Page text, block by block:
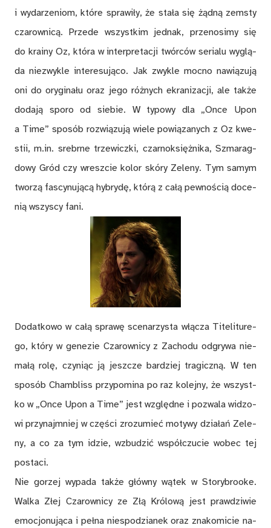
i wy­da­rze­niom, któ­re spra­wi­ły, że sta­ła się żąd­ną ze­msty
cza­row­ni­cą. Przede wszyst­kim jed­nak, prze­no­si­my się
do kra­iny Oz, któ­ra w in­ter­pre­ta­cji twór­ców se­ria­lu wy­glą­
da nie­zwy­kle in­te­re­su­ją­co. Jak zwy­kle moc­no na­wią­zu­ją
oni do ory­gi­na­łu oraz jego róż­nych ekra­ni­za­cji, ale tak­że
do­da­ją spo­ro od sie­bie. W ty­po­wy dla „Once Upon
a Time” spo­sób roz­wią­zu­ją wie­le po­wią­za­nych z Oz kwe­
stii, m.in. srebr­ne trze­wicz­ki, czar­no­księż­ni­ka, Szma­rag­
do­wy Gród czy wresz­cie ko­lor skó­ry Ze­le­ny. Tym sa­mym
two­rzą fa­scy­nu­ją­cą hy­bry­dę, któ­rą z ca­łą pew­no­ścią do­ce­
nią wszy­scy fani.
Do­dat­ko­wo w ca­łą spra­wę sce­na­rzy­sta włą­cza Ti­te­li­tu­re­
go, któ­ry w ge­ne­zie Cza­row­ni­cy z Za­cho­du od­gry­wa nie­
ma­łą ro­lę, czy­niąc ją jesz­cze bar­dziej tra­gicz­ną. W ten
spo­sób Cham­bliss przy­po­mi­na po raz ko­lej­ny, że wszyst­
ko w „Once Upon a Time” jest względ­ne i po­zwa­la wi­dzo­
wi przy­naj­mniej w czę­ści zro­zu­mieć mo­ty­wy dzia­łań Ze­le­
ny, a co za tym idzie, wzbu­dzić współ­czu­cie wo­bec tej
po­sta­ci.
Nie go­rzej wy­pa­da tak­że głów­ny wą­tek w Sto­ry­brooke.
Wal­ka Złej Cza­row­ni­cy ze Złą Kró­lo­wą jest praw­dzi­wie
emo­cjo­nu­ją­ca i peł­na nie­spo­dzia­nek oraz zna­ko­mi­cie na­